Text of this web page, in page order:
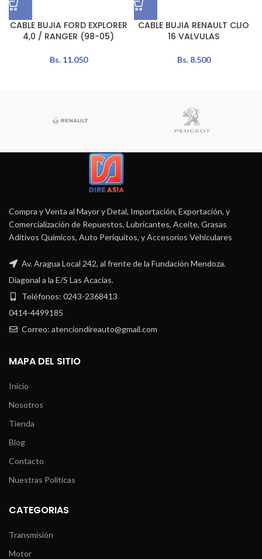
CABLE BUJIA FORD EXPLORER
4,0 / RANGER (98-05)
Bs.11.050
CABLE BUJIA RENAULT CLIO
16 VALVULAS
Bs.8.500
Compra y Venta al Mayor y Detal, Importación, Exportación, y
Comercialización de Repuestos, Lubricantes, Aceite, Grasas
Aditivos Químicos, Auto Periquitos, y Accesorios Vehiculares
Av. Aragua Local 242, al frente de la Fundación Mendoza.
Diagonal a la E/S Las Acacias.
Teléfonos: 0243-2368413
0414-4499185
Correo: atenciondireauto@gmail.com
MAPA DEL SITIO
Inicio
Nosotros
Tienda
Blog
Contacto
Nuestras Políticas
CATEGORIAS
Transmisión
Motor